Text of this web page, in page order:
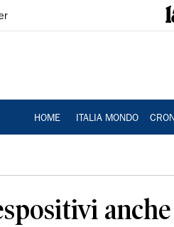
HOME ITALIA MONDO